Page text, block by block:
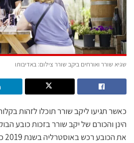
שגיא שורר ואורחים ביקב שורר צילום: באדיבותו
כאשר תגיעו ליקב שורר תוכלו לזהות
הינן והכורם של יקב שורר בזכות כובע